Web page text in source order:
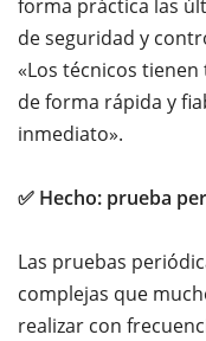
forma práctica las
de seguridad y
«Los técnicos
de forma rápida y
inmediato».
✅ Hecho: prueba
Las pruebas
complejas que
realizar con